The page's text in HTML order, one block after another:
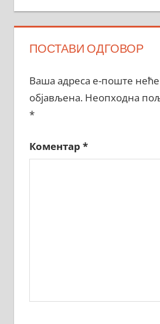
ПОСТАВИ ОДГОВОР
Ваша адреса е-поште
објављена. Неопходна
*
Коментар *